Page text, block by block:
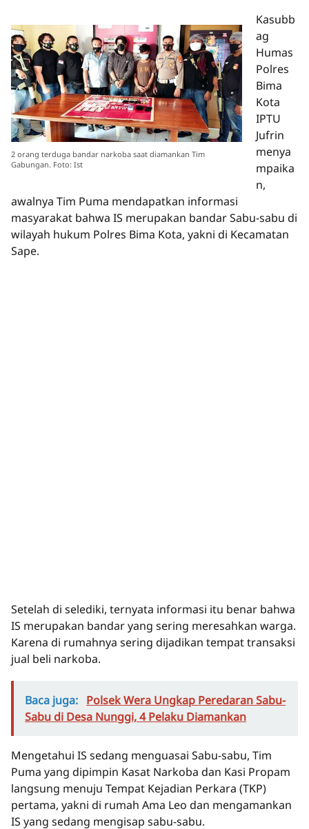
2 orang terduga bandar narkoba saat diamankan Tim
Gabungan. Foto: Ist
Kasubb
ag
Humas
Polres
Bima
Kota
IPTU
Jufrin
menya
mpaika
n,
awalnya Tim Puma mendapatkan informasi
masyarakat bahwa IS merupakan bandar Sabu-sabu di
wilayah hukum Polres Bima Kota, yakni di Kecamatan
Sape.
Setelah di selediki, ternyata informasi itu benar bahwa
IS merupakan bandar yang sering meresahkan warga.
Karena di rumahnya sering dijadikan tempat transaksi
jual beli narkoba.
Baca juga: Polsek Wera Ungkap Peredaran Sabu-
Sabu di Desa Nunggi, 4 Pelaku Diamankan
Mengetahui IS sedang menguasai Sabu-sabu, Tim
Puma yang dipimpin Kasat Narkoba dan Kasi Propam
langsung menuju Tempat Kejadian Perkara (TKP)
pertama, yakni di rumah Ama Leo dan mengamankan
IS yang sedang mengisap sabu-sabu.